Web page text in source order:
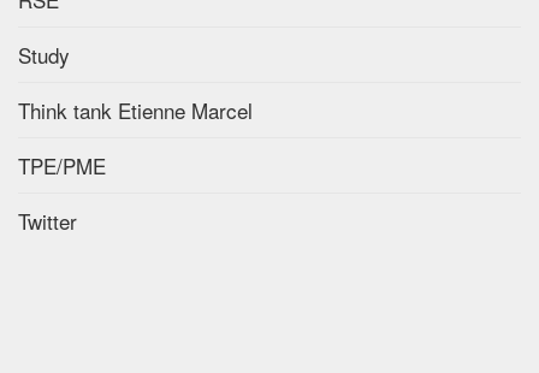
Study
Think tank Etienne Marcel
TPE/PME
Twitter